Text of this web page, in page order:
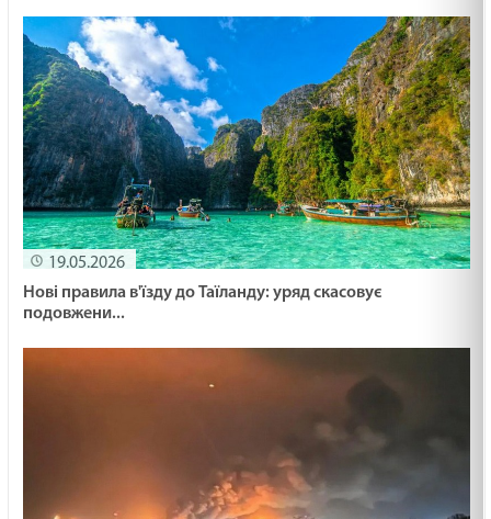
19.05.2026
Нові правила в'їзду до Таїланду: уряд скасовує
подовжени...